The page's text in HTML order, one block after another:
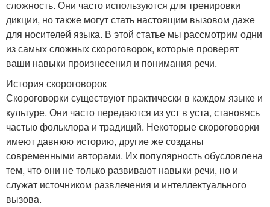
сложность. Они часто используются для тренировки
дикции, но также могут стать настоящим вызовом даже
для носителей языка. В этой статье мы рассмотрим одни
из самых сложных скороговорок, которые проверят
ваши навыки произнесения и понимания речи.
История скороговорок
Скороговорки существуют практически в каждом языке и
культуре. Они часто передаются из уст в уста, становясь
частью фольклора и традиций. Некоторые скороговорки
имеют давнюю историю, другие же созданы
современными авторами. Их популярность обусловлена
тем, что они не только развивают навыки речи, но и
служат источником развлечения и интеллектуального
вызова.